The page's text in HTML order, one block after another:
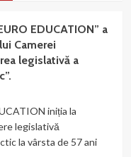
EDUCATION” a
Camerei
legislativă a
iniția la
legislativă
la vârsta de 57 ani